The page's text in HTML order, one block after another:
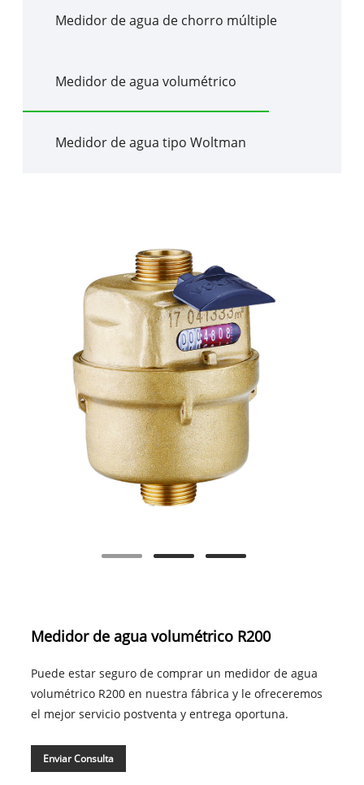
Medidor de agua de chorro múltiple
Medidor de agua volumétrico
Medidor de agua tipo Woltman
Medidor de agua volumétrico R200
Puede estar seguro de comprar un medidor de agua
volumétrico R200 en nuestra fábrica y le ofreceremos
el mejor servicio postventa y entrega oportuna.
Enviar Consulta